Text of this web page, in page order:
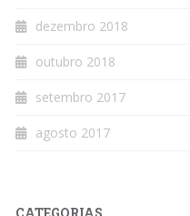
dezembro 2018
outubro 2018
setembro 2017
agosto 2017